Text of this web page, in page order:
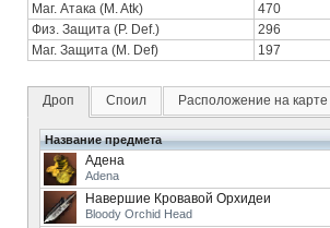
Маг. Атака (M. Atk)
470
Физ. Защита (P. Def.)
296
Маг. Защита (M. Def)
197
Дроп Споил Расположение на карте
Название предмета
Адена
Adena
Навершие Кровавой Орхидеи
Bloody Orchid Head